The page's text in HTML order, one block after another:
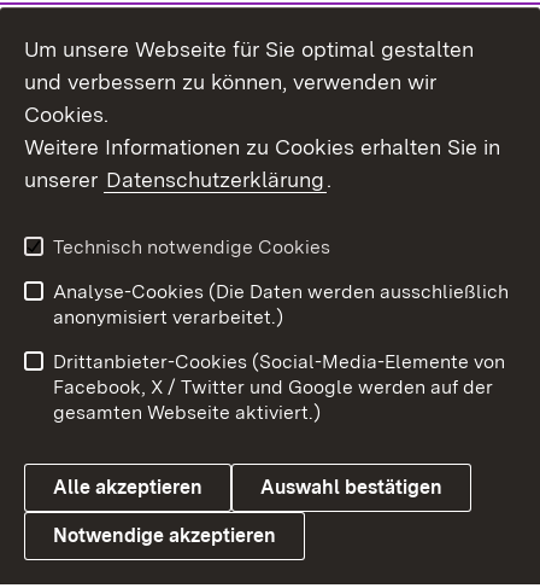
Link zum Landesportal
Benutzungshinweise
Barrierefreiheit
Datenschutz
Cookies
Um unsere Webseite für Sie optimal gestalten
und verbessern zu können, verwenden wir
Cookies.
Weitere Informationen zu Cookies erhalten Sie in
unserer Datenschutzerklärung.
Technisch notwendige Cookies
Analyse-Cookies (Die Daten werden ausschließlich
anonymisiert verarbeitet.)
Drittanbieter-Cookies (Social-Media-Elemente von
Facebook, X / Twitter und Google werden auf der
gesamten Webseite aktiviert.)
Alle akzeptieren Auswahl bestätigen
Notwendige akzeptieren